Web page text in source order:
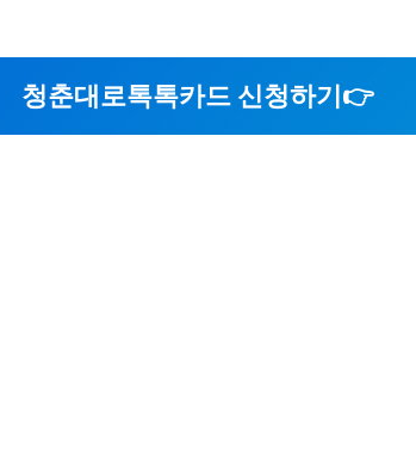
청춘대로톡톡카드 신청하기👉